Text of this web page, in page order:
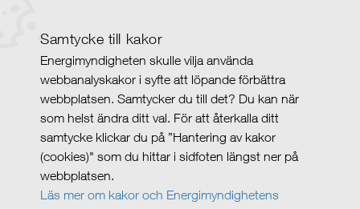
Samtycke till kakor
Energimyndigheten skulle vilja använda
webbanalyskakor i syfte att löpande förbättra
webbplatsen. Samtycker du till det? Du kan när
som helst ändra ditt val. För att återkalla ditt
samtycke klickar du på ”Hantering av kakor
(cookies)" som du hittar i sidfoten längst ner på
webbplatsen.
Läs mer om kakor och Energimyndighetens